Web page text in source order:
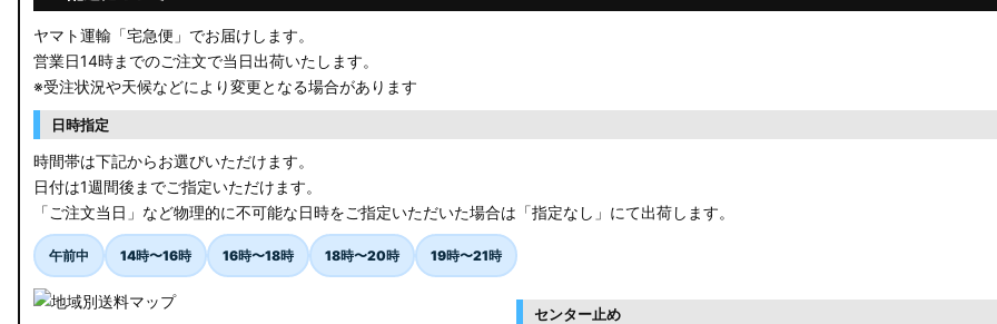
ヤマト運輸「宅急便」でお届けします。
営業日14時までのご注文で当日出荷いたします。
※受注状況や天候などにより変更となる場合があります
日時指定
時間帯は下記からお選びいただけます。
日付は1週間後までご指定いただけます。
「ご注文当日」など物理的に不可能な日時をご指定いただいた場合は「指定なし」にて出荷します。
午前中 14時〜16時 16時〜18時 18時〜20時 19時〜21時
センター止め